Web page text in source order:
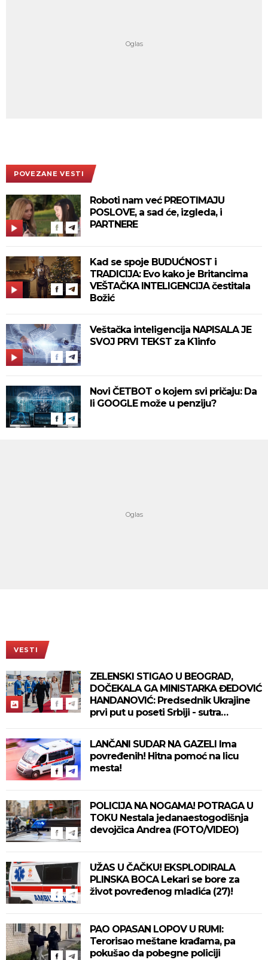
POVEZANE VESTI
Roboti nam već PREOTIMAJU
POSLOVE, a sad će, izgleda, i
PARTNERE
Kad se spoje BUDUĆNOST i
TRADICIJA: Evo kako je Britancima
VEŠTAČKA INTELIGENCIJA čestitala
Božić
Veštačka inteligencija NAPISALA JE
SVOJ PRVI TEKST za K1info
Novi ČETBOT o kojem svi pričaju: Da
li GOOGLE može u penziju?
VESTI
ZELENSKI STIGAO U BEOGRAD,
DOČEKALA GA MINISTARKA ĐEDOVIĆ
HANDANOVIĆ: Predsednik Ukrajine
prvi put u poseti Srbiji - sutra
LANČANI SUDAR NA GAZELI Ima
povređenih! Hitna pomoć na licu
mesta!
POLICIJA NA NOGAMA! POTRAGA U
TOKU Nestala jedanaestogodišnja
devojčica Andrea (FOTO/VIDEO)
UŽAS U ČAČKU! EKSPLODIRALA
PLINSKA BOCA Lekari se bore za
život povređenog mladića (27)!
PAO OPASAN LOPOV U RUMI:
Terorisao meštane krađama, pa
pokušao da pobegne policiji